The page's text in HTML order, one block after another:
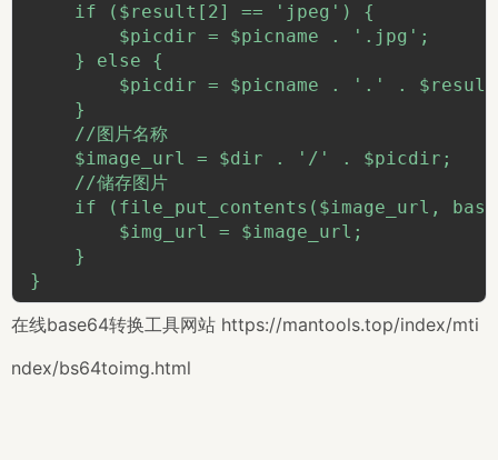
if ($result[2] == 'jpeg') {
$picdir = $picname . '.jpg';
} else {
$picdir = $picname . '.' .
}
//图片名称
$image_url = $dir . '/' . $picdir;
//储存图片
if (file_put_contents($image_url,
$img_url = $image_url;
}
}
在线base64转换工具网站 https://mantools.top/index/mti
ndex/bs64toimg.html